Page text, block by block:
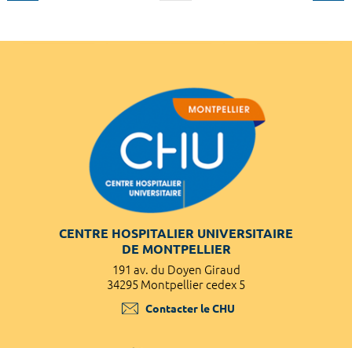
CENTRE HOSPITALIER UNIVERSITAIRE
DE MONTPELLIER
191 av. du Doyen Giraud
34295 Montpellier cedex 5
Contacter le CHU